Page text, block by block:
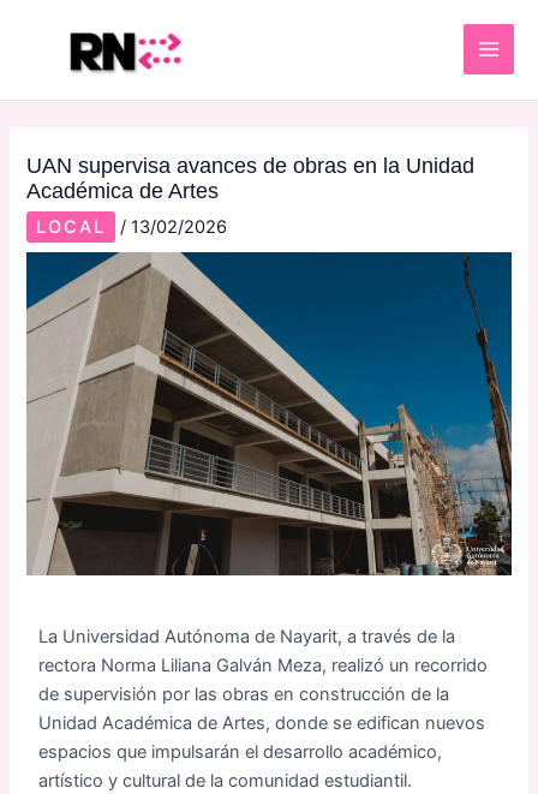
UAN supervisa avances de obras en la Unidad
Académica de Artes
LOCAL /13/02/2026
La Universidad Autónoma de Nayarit, a través de la
rectora Norma Liliana Galván Meza, realizó un recorrido
de supervisión por las obras en construcción de la
Unidad Académica de Artes, donde se edifican nuevos
espacios que impulsarán el desarrollo académico,
artístico y cultural de la comunidad estudiantil.
navigation